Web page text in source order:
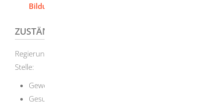
Bildungsmaßnahmen
ZUSTÄNDIGE STELLE
Regierungspräsidium Freiburg als landesweit zuständige
Stelle:
Gewerbliche Berufe: Referat 22
Gesundheits-, Heil- und Sozialberufe: Referat 23